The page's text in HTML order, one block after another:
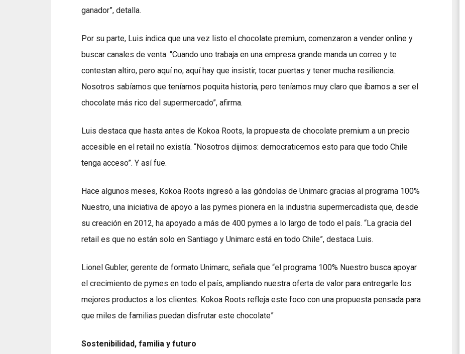
ganador”, detalla.
Por su parte, Luis indica que una vez listo el chocolate premium, comenzaron a vender online y
buscar canales de venta. “Cuando uno trabaja en una empresa grande manda un correo y te
contestan altiro, pero aquí no, aquí hay que insistir, tocar puertas y tener mucha resiliencia.
Nosotros sabíamos que teníamos poquita historia, pero teníamos muy claro que íbamos a ser el
chocolate más rico del supermercado”, afirma.
Luis destaca que hasta antes de Kokoa Roots, la propuesta de chocolate premium a un precio
accesible en el retail no existía. “Nosotros dijimos: democraticemos esto para que todo Chile
tenga acceso”. Y así fue.
Hace algunos meses, Kokoa Roots ingresó a las góndolas de Unimarc gracias al programa 100%
Nuestro, una iniciativa de apoyo a las pymes pionera en la industria supermercadista que, desde
su creación en 2012, ha apoyado a más de 400 pymes a lo largo de todo el país. “La gracia del
retail es que no están solo en Santiago y Unimarc está en todo Chile”, destaca Luis.
Lionel Gubler, gerente de formato Unimarc, señala que “el programa 100% Nuestro busca apoyar
el crecimiento de pymes en todo el país, ampliando nuestra oferta de valor para entregarle los
mejores productos a los clientes. Kokoa Roots refleja este foco con una propuesta pensada para
que miles de familias puedan disfrutar este chocolate”
Sostenibilidad, familia y futuro